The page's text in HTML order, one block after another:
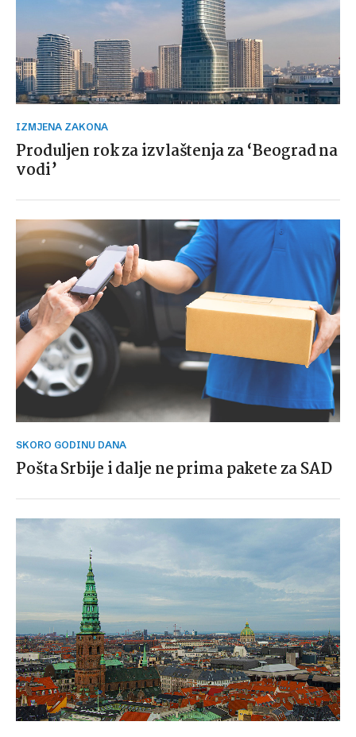
IZMJENA ZAKONA
Produljen rok za izvlaštenja za ‘Beograd na
vodi’
SKORO GODINU DANA
Pošta Srbije i dalje ne prima pakete za SAD